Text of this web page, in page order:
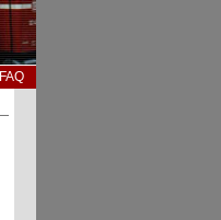
FAQ